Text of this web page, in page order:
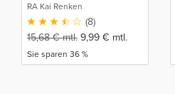
RA Kai Renken
(8)
15,68€mtl. 9,99 € mtl.
Sie sparen 36 %